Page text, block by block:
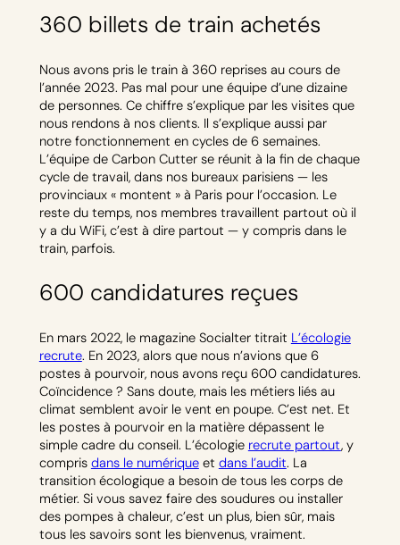
360 billets de train achetés
Nous avons pris le train à 360 reprises au cours de
l’année 2023. Pas mal pour une équipe d’une dizaine
de personnes. Ce chiffre s’explique par les visites que
nous rendons à nos clients. Il s’explique aussi par
notre fonctionnement en cycles de 6 semaines.
L’équipe de Carbon Cutter se réunit à la fin de chaque
cycle de travail, dans nos bureaux parisiens — les
provinciaux « montent » à Paris pour l’occasion. Le
reste du temps, nos membres travaillent partout où il
y a du WiFi, c’est à dire partout — y compris dans le
train, parfois.
600 candidatures reçues
En mars 2022, le magazine Socialter titrait L’écologie
recrute. En 2023, alors que nous n’avions que 6
postes à pourvoir, nous avons reçu 600 candidatures.
Coïncidence ? Sans doute, mais les métiers liés au
climat semblent avoir le vent en poupe. C’est net. Et
les postes à pourvoir en la matière dépassent le
simple cadre du conseil. L’écologie recrute partout, y
compris dans le numériqueet dans l’audit. La
transition écologique a besoin de tous les corps de
métier. Si vous savez faire des soudures ou installer
des pompes à chaleur, c’est un plus, bien sûr, mais
tous les savoirs sont les bienvenus, vraiment.